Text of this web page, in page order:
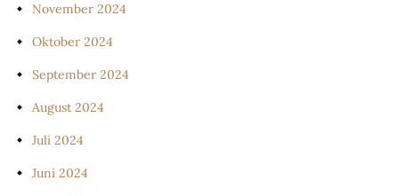
November 2024
Oktober 2024
September 2024
August 2024
Juli 2024
Juni 2024